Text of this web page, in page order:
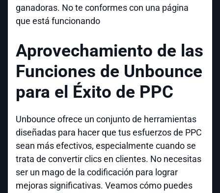
ganadoras. No te conformes con una página
que está funcionando
Aprovechamiento de las
Funciones de Unbounce
para el Éxito de PPC
Unbounce ofrece un conjunto de herramientas
diseñadas para hacer que tus esfuerzos de PPC
sean más efectivos, especialmente cuando se
trata de convertir clics en clientes. No necesitas
ser un mago de la codificación para lograr
mejoras significativas. Veamos cómo puedes